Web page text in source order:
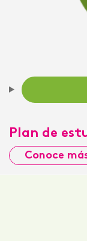
La
Plan de
Conoce